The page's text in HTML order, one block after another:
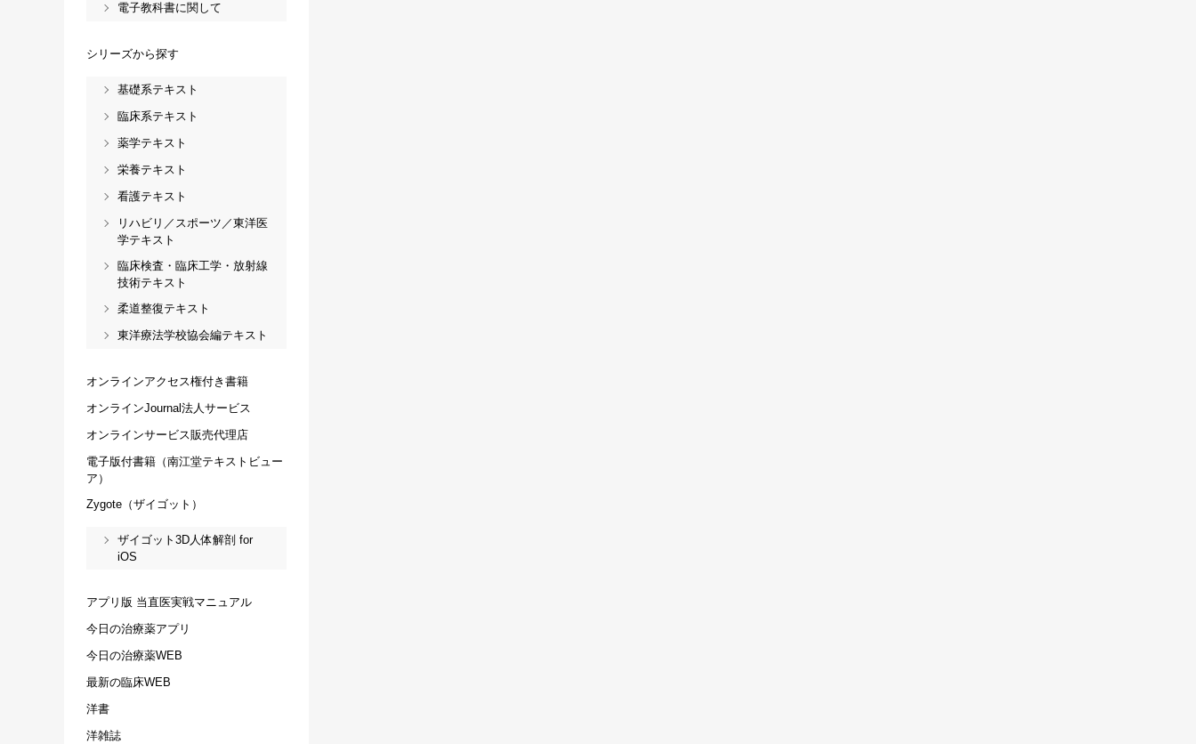
電子教科書に関して
シリーズから探す
基礎系テキスト
臨床系テキスト
薬学テキスト
栄養テキスト
看護テキスト
リハビリ／スポーツ／東洋医
学テキスト
臨床検査・臨床工学・放射線
技術テキスト
柔道整復テキスト
東洋療法学校協会編テキスト
オンラインアクセス権付き書籍
オンラインJournal法人サービス
オンラインサービス販売代理店
電子版付書籍（南江堂テキストビュー
ア）
Zygote（ザイゴット）
ザイゴット3D人体解剖 for
iOS
アプリ版 当直医実戦マニュアル
今日の治療薬アプリ
今日の治療薬WEB
最新の臨床WEB
洋書
洋雑誌